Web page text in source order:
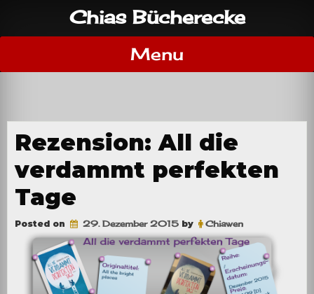
content
Chias Bücherecke
Menu
Rezension: All die
verdammt perfekten
Tage
Posted on 29. Dezember 2015 by Chiawen